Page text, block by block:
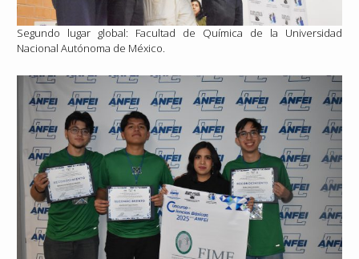
Segundo lugar global: Facultad de Química de la Universidad
Nacional Autónoma de México.